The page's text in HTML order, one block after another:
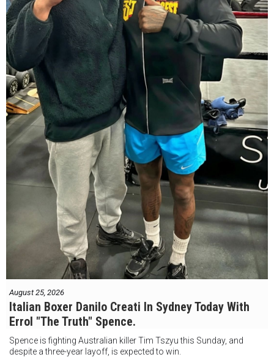
August 25, 2026
Italian Boxer Danilo Creati In Sydney Today With
Errol "The Truth" Spence.
Spence is fighting Australian killer Tim Tszyu this Sunday, and
despite a three-year layoff, is expected to win.